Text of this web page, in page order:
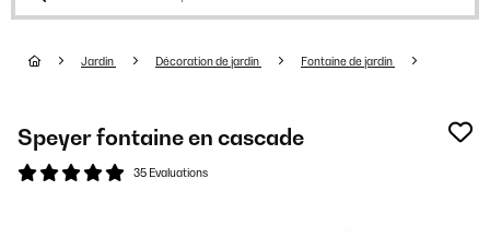
Jardin Décoration de jardin Fontaine de jardin
Speyer fontaine en cascade
35 Evaluations